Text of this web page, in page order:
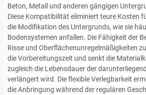
Beton, Metall und anderen gängigen
Diese Kompatibilität eliminiert teure Kosten
die Modifikation des Untergrunds, wie sie
Bodensystemen anfallen. Die Fähigkeit der
Risse und Oberflächenunregelmäßigkeiten
die Vorbereitungszeit und senkt die
zugleich die Lebensdauer der
verlängert wird. Die flexible Verlegbarkeit
die Anbringung während der regulären